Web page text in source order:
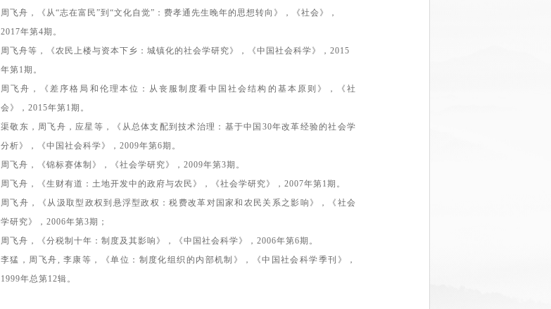
周飞舟，《从“志在富民”到“文化自觉”：费孝通先生晚年的思想转向》，《社会》
，
2017年第4期 。
周飞舟等 ，《农民上楼与资本下乡：城镇化的社会学研究》，《中国社会科学》 ，2015
年第1期 。
周飞舟，《差序格局和伦理本位：从丧服制度看中国社会结构的基本原则》，《社
会》
，2015年第1期 。
渠敬东 ， 周飞舟 ，应星等 ，《从总体支配到技术治理：基于中国30年改革经验的社会学
分析》，《中国社会科学》
，2009年第6期 。
周飞舟，《锦标赛体制》，《社会学研究》
，2009年第3期 。
周飞舟，《生财有道：土地开发中的政府与农民》，《社会学研究》
，2007年第1期 。
周飞舟，《从汲取型政权到悬浮型政权：税费改革对国家和农民关系之影响》，《社会
学研究》
，2006年第3期；
周飞舟，《分税制十年：制度及其影响》，《中国社会科学》
，2006年第6期 。
李猛 ， 周飞舟 李康等 ，《单位：制度化组织的内部机制》，《中国社会科学季刊》
，
1 999年总第12辑。